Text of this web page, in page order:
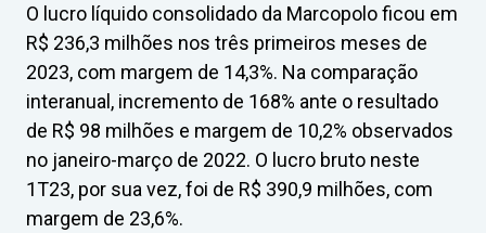
O lucro líquido consolidado da Marcopolo ficou em
R$ 236,3 milhões nos três primeiros meses de
2023, com margem de 14,3%. Na comparação
interanual, incremento de 168% ante o resultado
de R$ 98 milhões e margem de 10,2% observados
no janeiro-março de 2022. O lucro bruto neste
1T23, por sua vez, foi de R$ 390,9 milhões, com
margem de 23,6%.